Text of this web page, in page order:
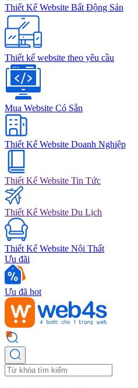
Thiết Kế Website Bất Động Sản
Thiết kế website theo yêu cầu
Mua Website Có Sẵn
Thiết Kế Website Doanh Nghiệp
Thiết Kế Website Tin Tức
Thiết Kế Website Du Lịch
Thiết Kế Website Nội Thất
Ưu đãi
Ưu đã hot